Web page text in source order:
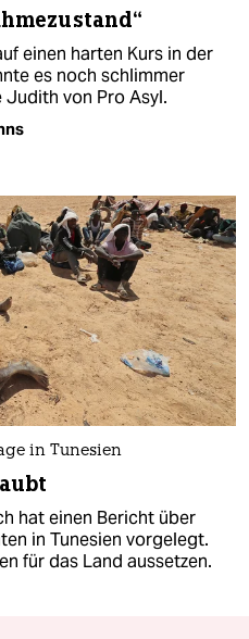
einen harten Kurs in der
es noch schlimmer
von Pro Asyl.
in Tunesien
hat einen Bericht über
in Tunesien vorgelegt.
für das Land aussetzen.